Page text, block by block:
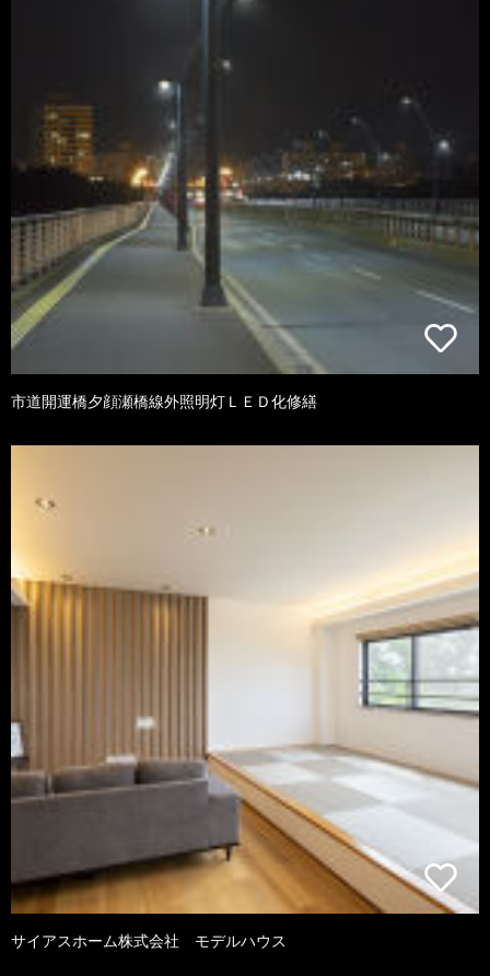
市道開運橋夕顔瀬橋線外照明灯ＬＥＤ化修繕
サイアスホーム株式会社 モデルハウス